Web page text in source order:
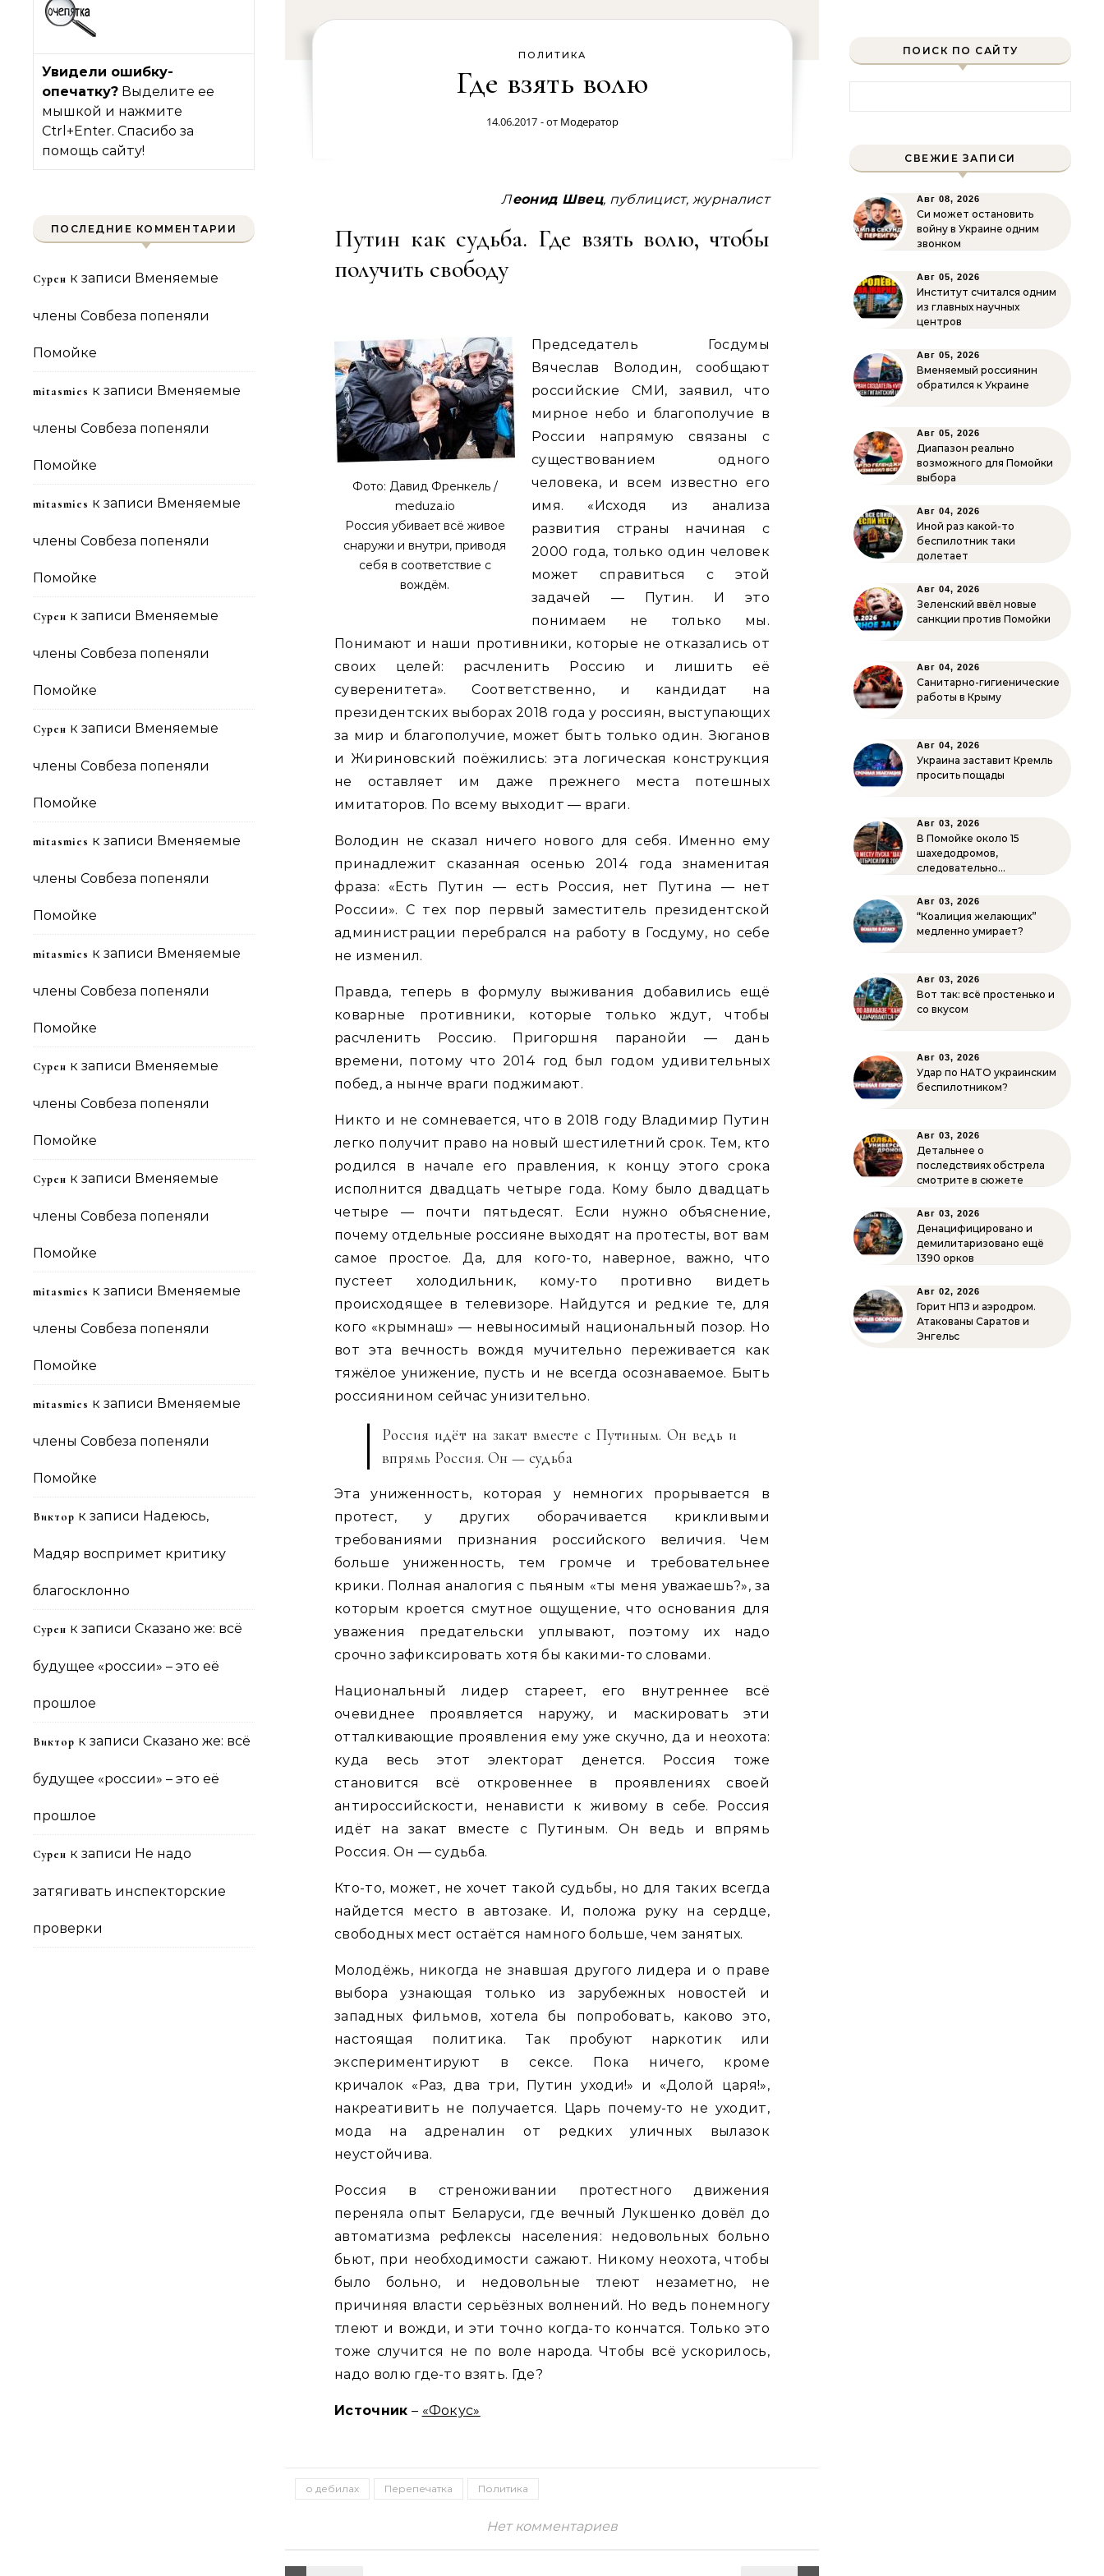
Увидели ошибку-
опечатку? Выделите ее
мышкой и нажмите
Ctrl+Enter. Спасибо за
помощь сайту!
ПОСЛЕДНИЕ КОММЕНТАРИИ
Сурен к записи Вменяемые
члены Совбеза попеняли
Помойке
mitasmies к записи Вменяемые
члены Совбеза попеняли
Помойке
mitasmies к записи Вменяемые
члены Совбеза попеняли
Помойке
Сурен к записи Вменяемые
члены Совбеза попеняли
Помойке
Сурен к записи Вменяемые
члены Совбеза попеняли
Помойке
mitasmies к записи Вменяемые
члены Совбеза попеняли
Помойке
mitasmies к записи Вменяемые
члены Совбеза попеняли
Помойке
Сурен к записи Вменяемые
члены Совбеза попеняли
Помойке
Сурен к записи Вменяемые
члены Совбеза попеняли
Помойке
mitasmies к записи Вменяемые
члены Совбеза попеняли
Помойке
mitasmies к записи Вменяемые
члены Совбеза попеняли
Помойке
Виктор к записи Надеюсь,
Мадяр воспримет критику
благосклонно
Сурен к записи Сказано же: всё
будущее «россии» – это её
прошлое
Виктор к записи Сказано же: всё
будущее «россии» – это её
прошлое
Сурен к записи Не надо
затягивать инспекторские
проверки
ПОЛИТИКА
Где взять волю
14.06.2017 - от Модератор
Леонид Швец, публицист, журналист
Путин как судьба. Где взять волю, чтобы
получить свободу
Фото: Давид Френкель /
meduza.io
Россия убивает всё живое
снаружи и внутри, приводя
себя в соответствие с
вождём.
Председатель Госдумы
Вячеслав Володин, сообщают
российские СМИ, заявил, что
мирное небо и благополучие в
России напрямую связаны с
существованием одного
человека, и всем известно его
имя. «Исходя из анализа
развития страны начиная с
2000 года, только один человек
может справиться с этой
задачей — Путин. И это
понимаем не только мы.
Понимают и наши противники, которые не отказались от
своих целей: расчленить Россию и лишить её
суверенитета». Соответственно, и кандидат на
президентских выборах 2018 года у россиян, выступающих
за мир и благополучие, может быть только один. Зюганов
и Жириновский поёжились: эта логическая конструкция
не оставляет им даже прежнего места потешных
имитаторов. По всему выходит — враги.
Володин не сказал ничего нового для себя. Именно ему
принадлежит сказанная осенью 2014 года знаменитая
фраза: «Есть Путин — есть Россия, нет Путина — нет
России». С тех пор первый заместитель президентской
администрации перебрался на работу в Госдуму, но себе
не изменил.
Правда, теперь в формулу выживания добавились ещё
коварные противники, которые только ждут, чтобы
расчленить Россию. Пригоршня паранойи — дань
времени, потому что 2014 год был годом удивительных
побед, а нынче враги поджимают.
Никто и не сомневается, что в 2018 году Владимир Путин
легко получит право на новый шестилетний срок. Тем, кто
родился в начале его правления, к концу этого срока
исполнится двадцать четыре года. Кому было двадцать
четыре — почти пятьдесят. Если нужно объяснение,
почему отдельные россияне выходят на протесты, вот вам
самое простое. Да, для кого-то, наверное, важно, что
пустеет холодильник, кому-то противно видеть
происходящее в телевизоре. Найдутся и редкие те, для
кого «крымнаш» — невыносимый национальный позор. Но
вот эта вечность вождя мучительно переживается как
тяжёлое унижение, пусть и не всегда осознаваемое. Быть
россиянином сейчас унизительно.
Россия идёт на закат вместе с Путиным. Он ведь и
впрямь Россия. Он — судьба
Эта униженность, которая у немногих прорывается в
протест, у других оборачивается крикливыми
требованиями признания российского величия. Чем
больше униженность, тем громче и требовательнее
крики. Полная аналогия с пьяным «ты меня уважаешь?», за
которым кроется смутное ощущение, что основания для
уважения предательски уплывают, поэтому их надо
срочно зафиксировать хотя бы какими-то словами.
Национальный лидер стареет, его внутреннее всё
очевиднее проявляется наружу, и маскировать эти
отталкивающие проявления ему уже скучно, да и неохота:
куда весь этот электорат денется. Россия тоже
становится всё откровеннее в проявлениях своей
антироссийскости, ненависти к живому в себе. Россия
идёт на закат вместе с Путиным. Он ведь и впрямь
Россия. Он — судьба.
Кто-то, может, не хочет такой судьбы, но для таких всегда
найдется место в автозаке. И, положа руку на сердце,
свободных мест остаётся намного больше, чем занятых.
Молодёжь, никогда не знавшая другого лидера и о праве
выбора узнающая только из зарубежных новостей и
западных фильмов, хотела бы попробовать, каково это,
настоящая политика. Так пробуют наркотик или
экспериментируют в сексе. Пока ничего, кроме
кричалок «Раз, два три, Путин уходи!» и «Долой царя!»,
накреативить не получается. Царь почему-то не уходит,
мода на адреналин от редких уличных вылазок
неустойчива.
Россия в стреноживании протестного движения
переняла опыт Беларуси, где вечный Лукшенко довёл до
автоматизма рефлексы населения: недовольных больно
бьют, при необходимости сажают. Никому неохота, чтобы
было больно, и недовольные тлеют незаметно, не
причиняя власти серьёзных волнений. Но ведь понемногу
тлеют и вожди, и эти точно когда-то кончатся. Только это
тоже случится не по воле народа. Чтобы всё ускорилось,
надо волю где-то взять. Где?
Источник – «Фокус»
о дебилах Перепечатка Политика
Нет комментариев
ПОИСК ПО САЙТУ
СВЕЖИЕ ЗАПИСИ
Авг 08, 2026
Си может остановить
войну в Украине одним
звонком
Авг 05, 2026
Институт считался одним
из главных научных
центров
Авг 05, 2026
Вменяемый россиянин
обратился к Украине
Авг 05, 2026
Диапазон реально
возможного для Помойки
выбора
Авг 04, 2026
Иной раз какой-то
беспилотник таки
долетает
Авг 04, 2026
Зеленский ввёл новые
санкции против Помойки
Авг 04, 2026
Санитарно-гигиенические
работы в Крыму
Авг 04, 2026
Украина заставит Кремль
просить пощады
Авг 03, 2026
В Помойке около 15
шахедодромов,
следовательно…
Авг 03, 2026
“Коалиция желающих”
медленно умирает?
Авг 03, 2026
Вот так: всё простенько и
со вкусом
Авг 03, 2026
Удар по НАТО украинским
беспилотником?
Авг 03, 2026
Детальнее о
последствиях обстрела
смотрите в сюжете
Авг 03, 2026
Денацифицировано и
демилитаризовано ещё
1390 орков
Авг 02, 2026
Горит НПЗ и аэродром.
Атакованы Саратов и
Энгельс